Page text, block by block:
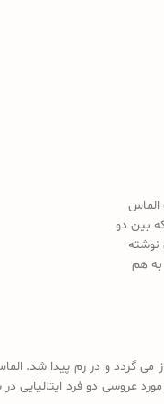
الماس
بین دو
شده است: “دادلی و کاترین در 26 مارس 1706 به هم
الماس باقی مانده به 300 سال قبل از میلاد برمی گردد. اولین